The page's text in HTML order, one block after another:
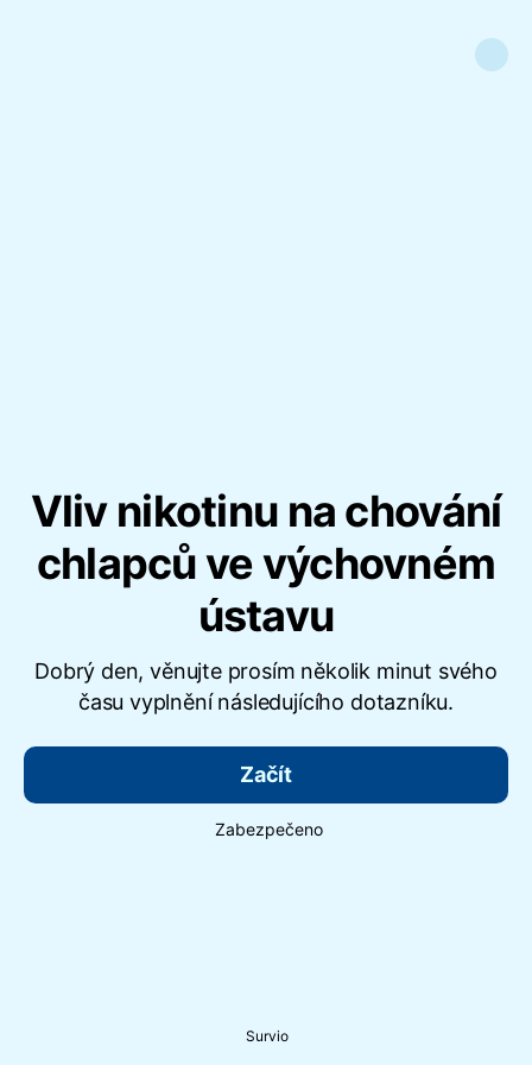
Vliv nikotinu na chování
chlapců ve výchovném
ústavu
Dobrý den, věnujte prosím několik minut svého
času vyplnění následujícího dotazníku.
Začít
Zabezpečeno
Survio